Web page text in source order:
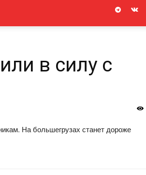
в силу с
На большегрузах станет дороже